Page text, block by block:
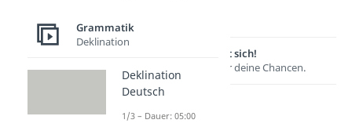
Lernen lohnt sich!
Entdecke hier deine Chancen.
Grammatik
Deklination
Deklination
Deutsch
1/3 – Dauer: 05:00